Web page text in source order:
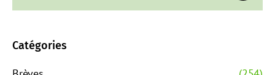
Catégories